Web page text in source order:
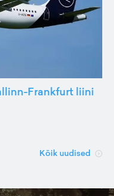
Frankfurt liini
Kõik uudised